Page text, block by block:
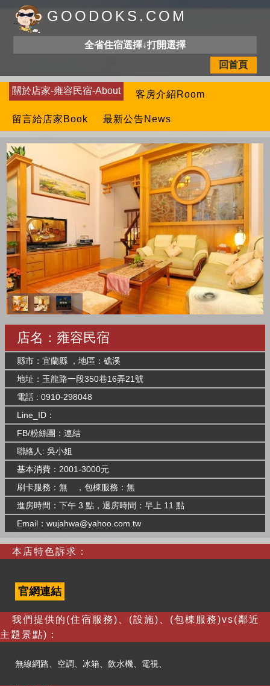
GOODOKS.COM
全省住宿選擇↓打開選擇
回首頁
關於店家-雍容民宿-About 客房介紹Room
留言給店家Book 最新公告News
店名：雍容民宿
縣市：宜蘭縣 ，地區：礁溪
地址：玉龍路一段350巷16弄21號
電話 : 0910-298048
Line_ID：
FB/粉絲團： 連結
聯絡人: 吳小姐
基本消費：2001-3000元
刷卡服務：無 ，包棟服務：無
進房時間：下午 3 點，退房時間：早上 11 點
Email： wujahwa@yahoo.com.tw
本店特色訴求：
官網連結
我們提供的(住宿服務)、(設施)、(包棟服務)vs(鄰近
主題景點)：
無線網路、空調、冰箱、飲水機、電視、